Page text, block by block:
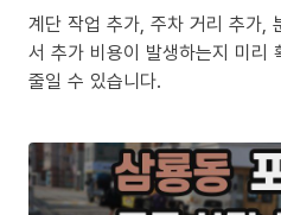
계단 작업 추가, 주차 거리 추가,
서 추가 비용이 발생하는지 미리
줄일 수 있습니다.